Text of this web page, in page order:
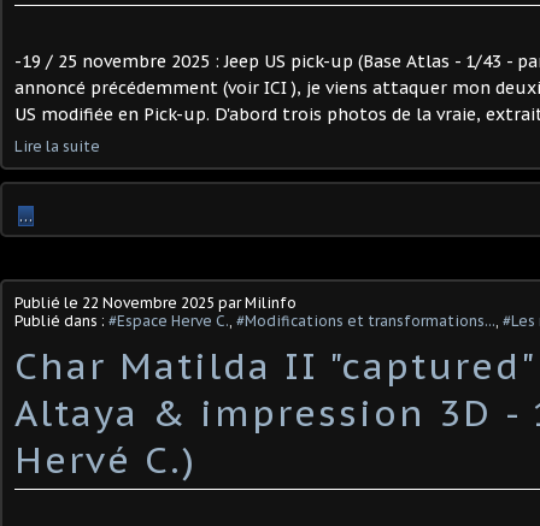
-19 / 25 novembre 2025 : Jeep US pick-up (Base Atlas - 1/43 -
annoncé précédemment (voir ICI ), je viens attaquer mon
US modifiée en Pick-up. D'abord trois photos de la vraie,
Lire la suite
…
Publié le 22 Novembre 2025 par Milinfo
Publié dans : #Espace Herve C., #Modifications et transformations...,
Char Matilda II "captured"
Altaya & impression 3D -
Hervé C.) ​